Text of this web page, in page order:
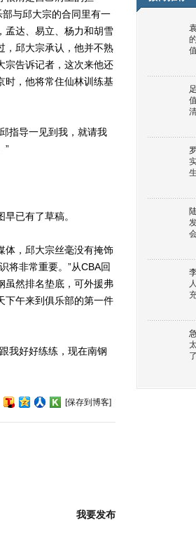
与邱大宗的合同里有一
孟达、易立、杨力和胡雪
，邱大宗承认，他并不熟
宗告诉记者，这次来他还
时，他将常住仙林训练基
指导一见到我，就请我
”
已有了草稿。
，邱大宗丝毫没有掩饰
将非常重要。”从CBA回
虽然排名垫底，可外援弗
下午来到俱乐部的第一件
我好好练练，现在南钢
[保存到博客]
我要发布